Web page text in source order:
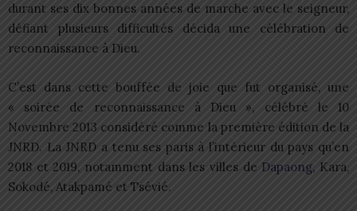
durant ses dix bonnes années de marche avec le seigneur,
défiant plusieurs difficultés décida une célébration de
reconnaissance à Dieu.
C’est dans cette bouffée de joie que fut organisé, une
« soirée de reconnaissance à Dieu », célébré le 10
Novembre 2013 considéré comme la première édition de la
JNRD. La JNRD a tenu ses paris à l’intérieur du pays qu’en
2018 et 2019, notamment dans les villes de Dapaong, Kara,
Sokodé, Atakpamé et Tsévié.